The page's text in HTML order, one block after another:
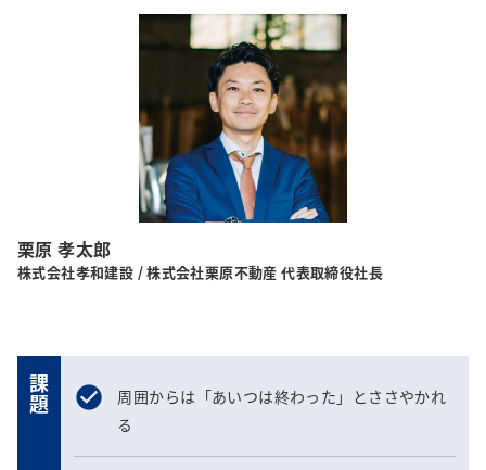
栗原 孝太郎
株式会社孝和建設 / 株式会社栗原不動産 代表取締役社長
課題
周囲からは「あいつは終わった」とささやかれ
る